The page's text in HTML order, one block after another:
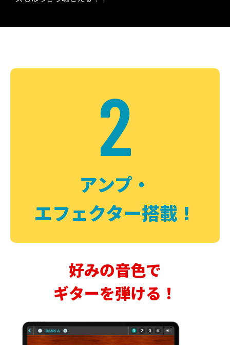
2
アンプ・
エフェクター搭載！
好みの音色で
ギターを弾ける！